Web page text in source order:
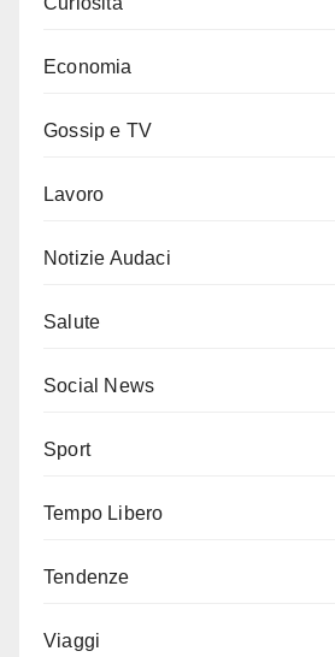
Economia
Gossip e TV
Lavoro
Notizie Audaci
Salute
Social News
Sport
Tempo Libero
Tendenze
Viaggi